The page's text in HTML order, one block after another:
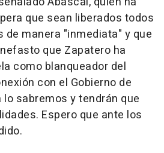
que sean liberados todos
manera "inmediata" y que
que Zapatero ha
como blanqueador del
con el Gobierno de
lo sabremos y tendrán que
Espero que ante los